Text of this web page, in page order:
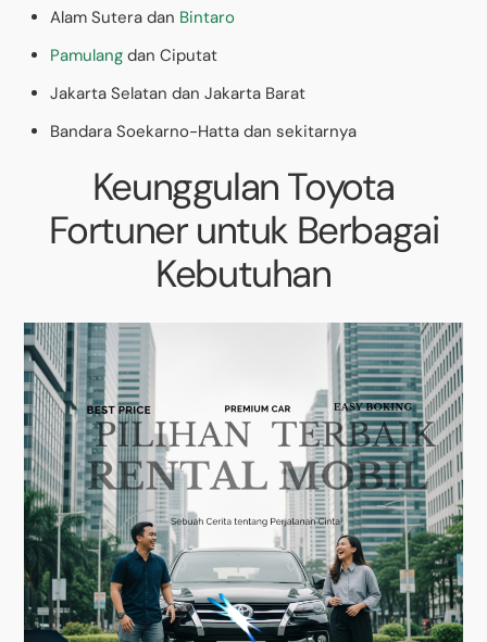
Alam Sutera dan Bintaro
Pamulang dan Ciputat
Jakarta Selatan dan Jakarta Barat
Bandara Soekarno-Hatta dan sekitarnya
Keunggulan Toyota
Fortuner untuk Berbagai
Kebutuhan